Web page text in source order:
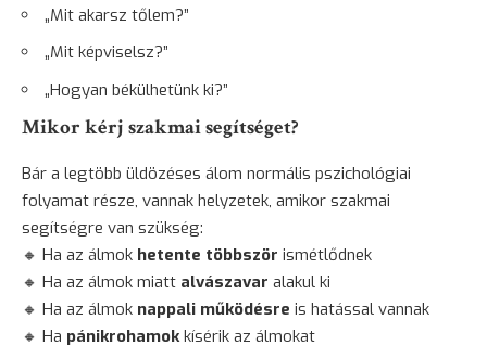
„Mit akarsz tőlem?”
„Mit képviselsz?”
„Hogyan békülhetünk ki?”
Mikor kérj szakmai segítséget?
Bár a legtöbb üldözéses álom normális pszichológiai
folyamat része, vannak helyzetek, amikor szakmai
segítségre van szükség:
🔸 Ha az álmok hetente többször ismétlődnek
🔸 Ha az álmok miatt alvászavar alakul ki
🔸 Ha az álmok nappali működésre is hatással vannak
🔸 Ha pánikrohamokkísérik az álmokat